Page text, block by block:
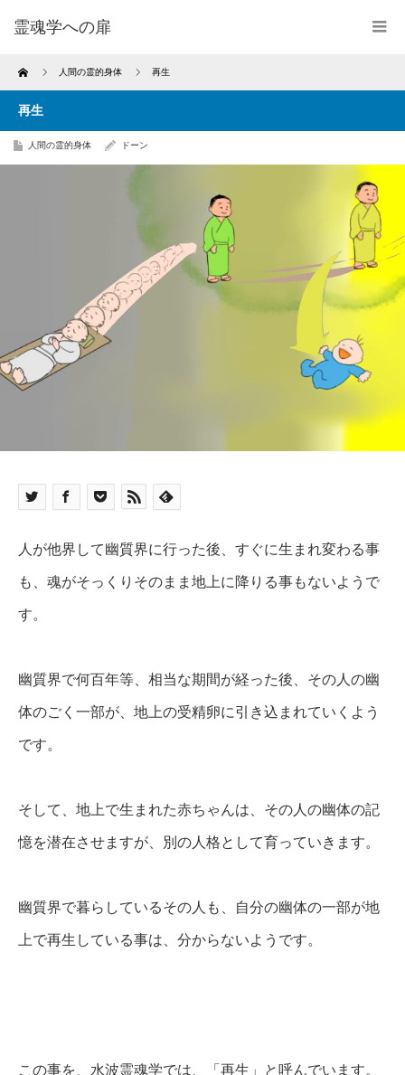
霊魂学への扉
Home 人間の霊的身体 再生
再生
人間の霊的身体 ドーン
人が他界して幽質界に行った後、 すぐに生まれ変わる事
も、魂がそっくりそのまま地上に降りる事もないようで
す。
幽質界で何百年等、相当な期間が経った後、その人の幽
体のごく一部が、地上の受精卵に引き込まれていくよう
です。
そして、地上で生まれた赤ちゃんは、その人の幽体の記
憶を潜在させますが、別の人格として育っていきます。
幽質界で暮らしているその人も、自分の幽体の一部が地
上で再生している事は、分からないようです。
この事を、水波霊魂学では、「再生」と呼んでいます。